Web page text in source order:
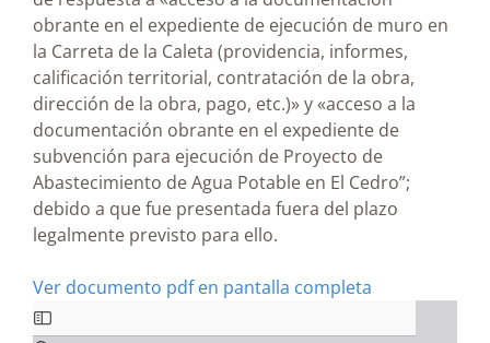
obrante en el expediente de ejecución de muro en
la Carreta de la Caleta (providencia, informes,
calificación territorial, contratación de la obra,
dirección de la obra, pago, etc.)» y «acceso a la
documentación obrante en el expediente de
subvención para ejecución de Proyecto de
Abastecimiento de Agua Potable en El Cedro”;
debido a que fue presentada fuera del plazo
legalmente previsto para ello.
Ver documento pdf en pantalla completa